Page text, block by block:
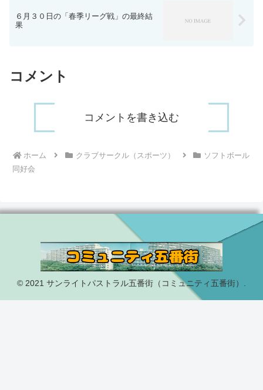
６月３０日の「春季リーグ戦」の最終結
果
コメント
コメントを書き込む
ホーム クラブサークル（スポーツ）
ソフトボール
同好会
© 2021 サンライトパストラル五番街（コミュニティ五番街）.